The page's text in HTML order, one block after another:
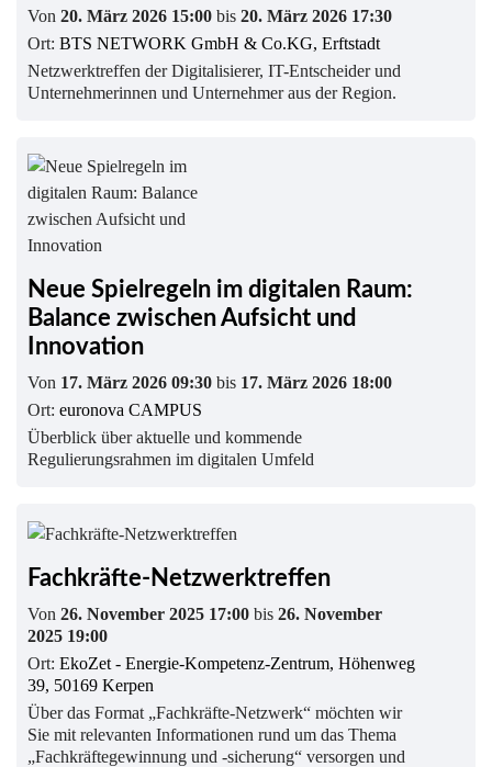
Von 20. März 2026 15:00 bis 20. März 2026 17:30
Ort: BTS NETWORK GmbH & Co.KG, Erftstadt
Netzwerktreffen der Digitalisierer, IT-Entscheider und
Unternehmerinnen und Unternehmer aus der Region.
Neue Spielregeln im digitalen Raum:
Balance zwischen Aufsicht und
Innovation
Von 17. März 2026 09:30 bis 17. März 2026 18:00
Ort: euronova CAMPUS
Überblick über aktuelle und kommende
Regulierungsrahmen im digitalen Umfeld
Fachkräfte-Netzwerktreffen
Von 26. November 2025 17:00 bis 26. November
2025 19:00
Ort: EkoZet - Energie-Kompetenz-Zentrum, Höhenweg
39, 50169 Kerpen
Über das Format „Fachkräfte-Netzwerk“ möchten wir
Sie mit relevanten Informationen rund um das Thema
„Fachkräftegewinnung und -sicherung“ versorgen und